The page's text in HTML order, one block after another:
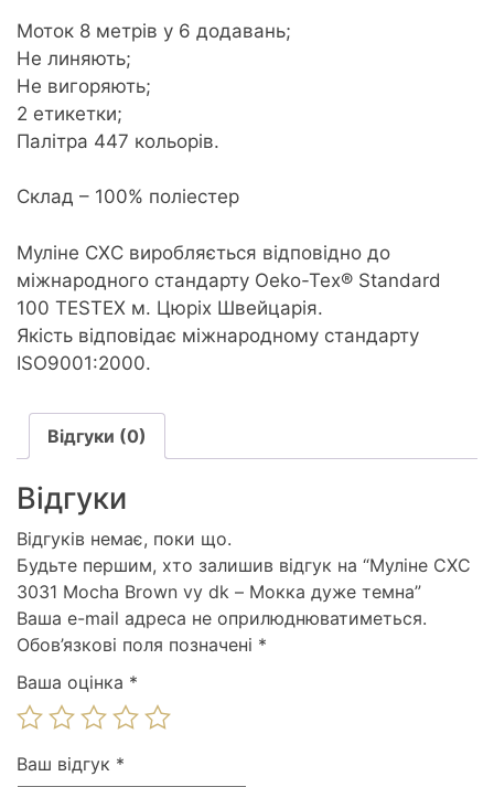
дуже
темна
кількість
Моток 8 метрів у 6 додавань;
Не линяють;
Не вигоряють;
2 етикетки;
Палітра 447 кольорів.
Склад – 100% поліестер
Муліне CXC виробляється відповідно до
міжнародного стандарту Oeko-Tex® Standard
100 TESTEX м. Цюріх Швейцарія.
Якість відповідає міжнародному стандарту
ISO9001:2000.
Відгуки (0)
Відгуки
Відгуків немає, поки що.
Будьте першим, хто залишив відгук на “Муліне СХС
3031 Mocha Brown vy dk – Мокка дуже темна”
Ваша e-mail адреса не оприлюднюватиметься.
Обов’язкові поля позначені *
Ваша оцінка *
Ваш відгук *